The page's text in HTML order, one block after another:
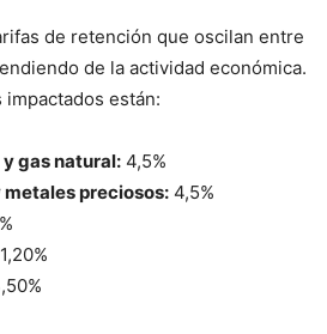
de retención que oscilan entre
de la actividad económica.
están:
gas natural: 4,5%
preciosos: 4,5%